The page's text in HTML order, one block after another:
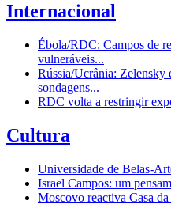
Internacional
Ébola/RDC: Campos de
vulneráveis...
Rússia/Ucrânia: Zelensky
sondagens...
RDC volta a restringir
Cultura
Universidade de Belas-
Israel Campos: um
Moscovo reactiva Casa